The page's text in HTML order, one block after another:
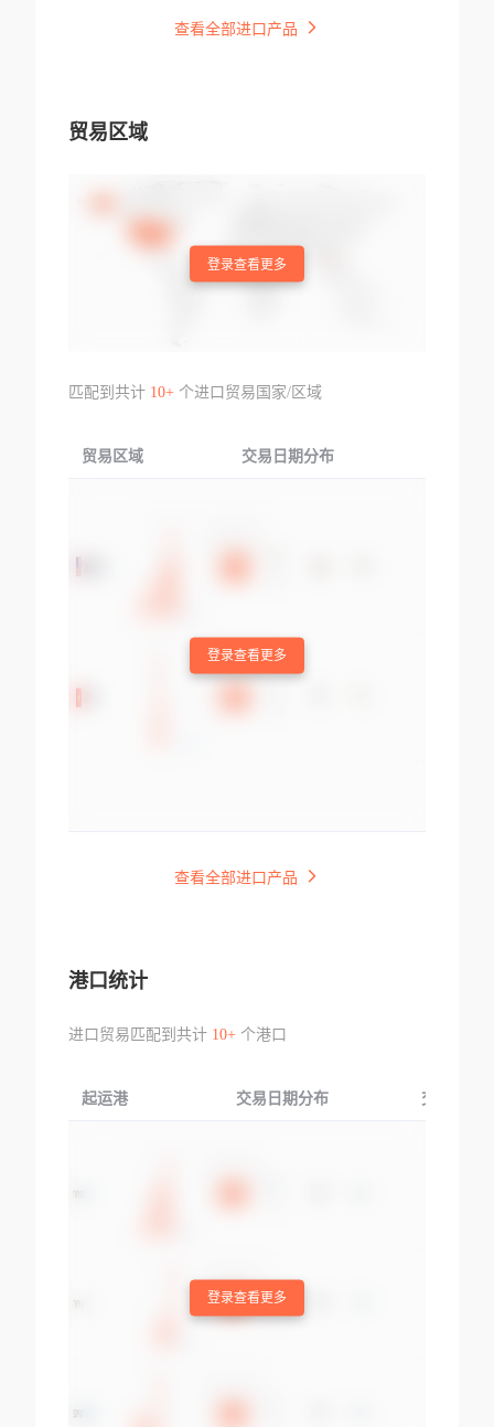
查看全部进口产品
贸易区域
登录查看更多
匹配到共计 10+个进口贸易国家/区域
贸易区域 交易日期分布
登录查看更多
查看全部进口产品
港口统计
进口贸易匹配到共计 10+个港口
起运港 交易日期分布 交易产品
登录查看更多